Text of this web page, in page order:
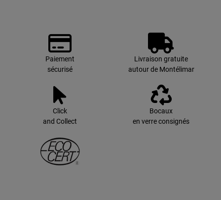
Paiement
sécurisé
Livraison gratuite
autour de Montélimar
Click
and Collect
Bocaux
en verre consignés